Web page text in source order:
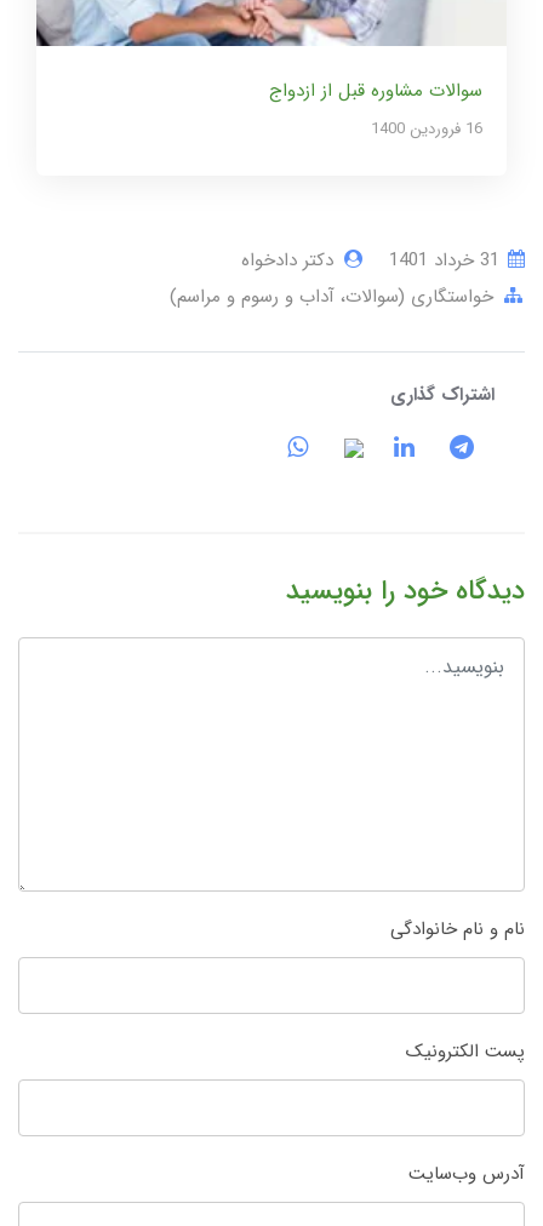
سوالات مشاوره قبل از ازدواج
16 فروردین 1400
دکتر دادخواه
خواستگاری (سوالات، آداب و رسوم و مراسم)
اشتراک گذاری
دیدگاه خود را بنویسید
نام و نام خانوادگی
پست الکترونیک
آدرس وب‌سایت